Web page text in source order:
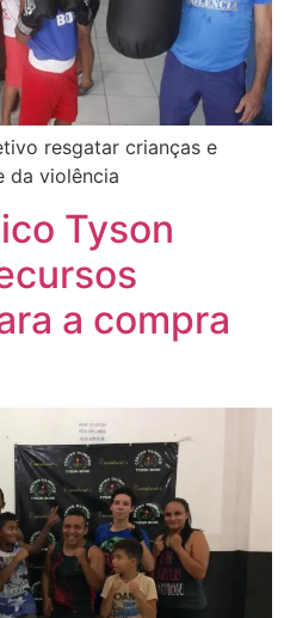
resgatar crianças e
da violência
Tyson
a compra